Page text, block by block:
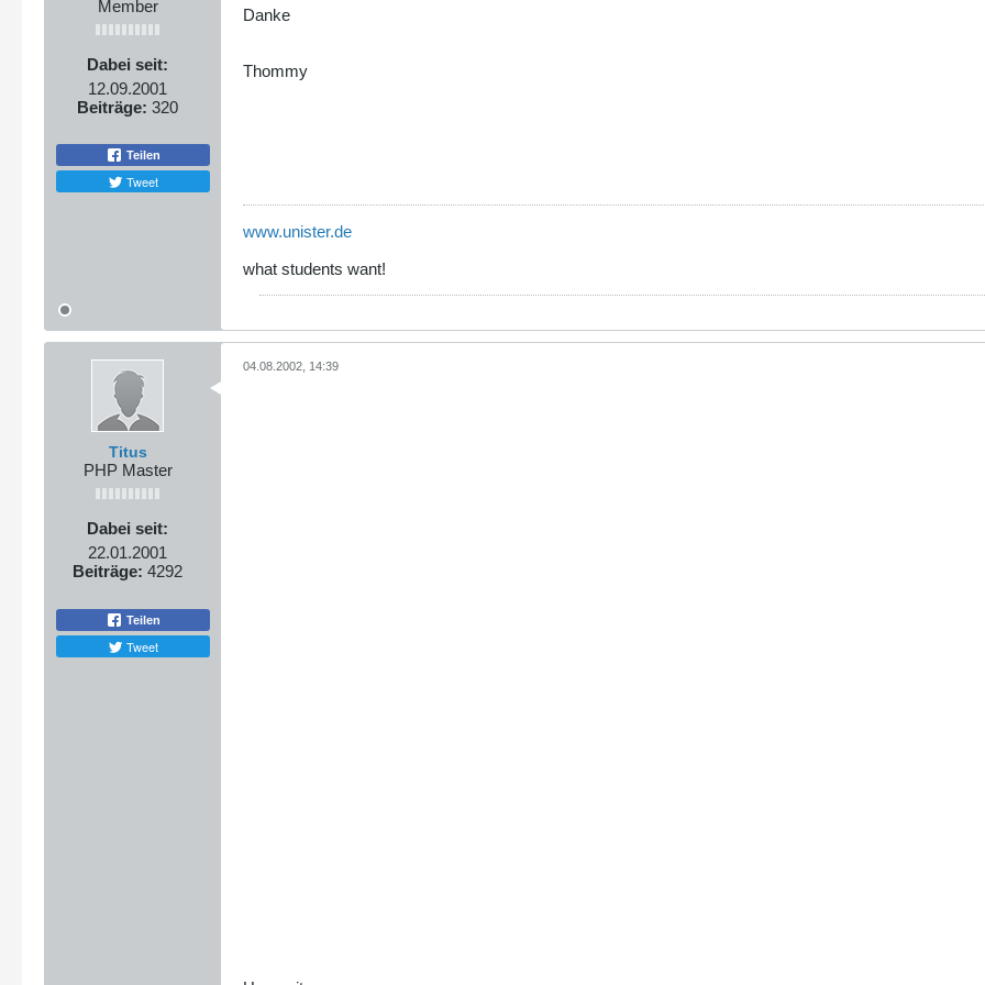
Member
Dabei seit:
12.09.2001
Beiträge: 320
Teilen
Tweet
Danke
Thommy
www.unister.de
what students want!
Titus
PHP Master
Dabei seit:
22.01.2001
Beiträge: 4292
Teilen
Tweet
04.08.2002, 14:39